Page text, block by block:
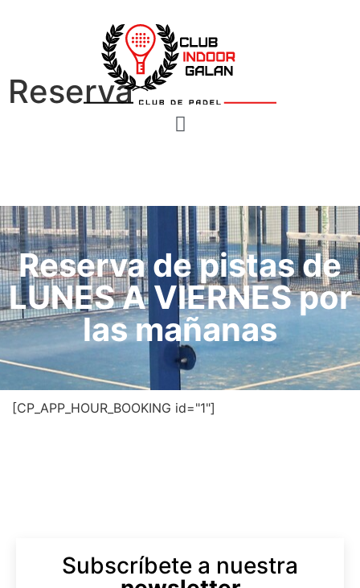
Reserva
Reserva de pistas de
LUNES A VIERNES por
las mañanas
[CP_APP_HOUR_BOOKING id="1"]
Subscríbete a nuestra